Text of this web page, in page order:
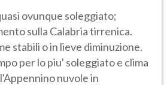
ovunque soleggiato;
sulla Calabria tirrenica.
stabili o in lieve diminuzione.
per lo piu' soleggiato e clima
nuvole in